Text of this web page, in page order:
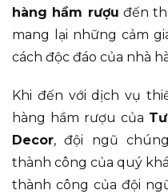
hàng hầm rượu đến
mang lại những cảm
cách độc đáo của nhà
Khi đến với dịch vụ
hàng hầm rượu của
Decor, đội ngũ
thành công của quý
thành công của đội